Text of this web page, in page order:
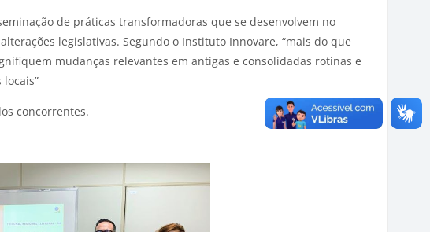
de práticas transformadoras que se desenvolvem no
legislativas. Segundo o Instituto Innovare, “mais do que
mudanças relevantes em antigas e consolidadas rotinas e
concorrentes.